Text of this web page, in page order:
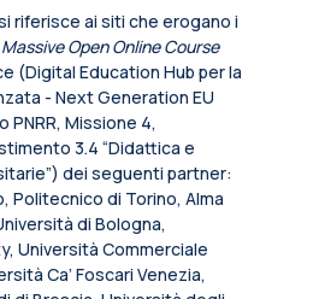
riferisce ai siti che erogano i
Open Online Course
(Digital Education Hub per la
- Next Generation EU
PNRR, Missione 4,
3.4 “Didattica e
dei seguenti partner:
Politecnico di Torino, Alma
di Bologna,
Università Commerciale
Ca’ Foscari Venezia,